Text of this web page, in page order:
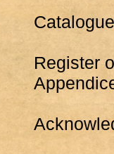
Register